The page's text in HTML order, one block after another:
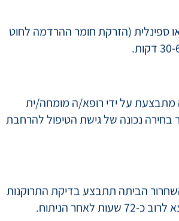
דרך הציסטוסקופ, כדי לחתוך את
מושאר קתטר כדי לשמור על אזור
על ידי רופא/ה מומחה/ית